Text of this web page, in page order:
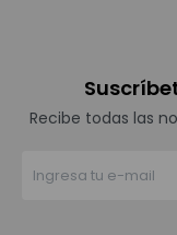
Recibe todas las